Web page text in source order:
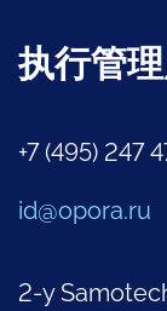
执行管
+7 (495) 247
id@opora.ru
2-y